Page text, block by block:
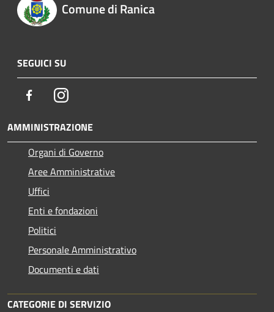
Comune di Ranica
SEGUICI SU
FacebookInstagram
AMMINISTRAZIONE
Organi di Governo
Aree Amministrative
Uffici
Enti e fondazioni
Politici
Personale Amministrativo
Documenti e dati
CATEGORIE DI SERVIZIO